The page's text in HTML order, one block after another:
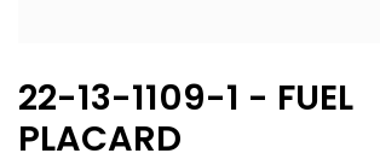
22-13-1109-1 - FUEL
PLACARD